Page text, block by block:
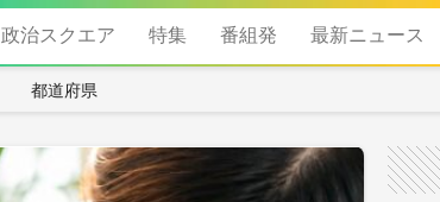
政治スクエア 特集 番組発 最新ニュース
都道府県